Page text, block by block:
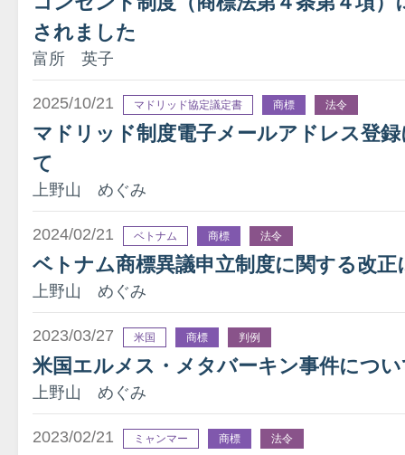
されました
富所 英子
2025/10/21 マドリッド協定議定書 商標 法令
マドリッド制度電子メールアドレス登
て
上野山 めぐみ
2024/02/21 ベトナム 商標 法令
ベトナム商標異議申立制度に関する改正
上野山 めぐみ
2023/03/27 米国 商標 判例
米国エルメス・メタバーキン事件につ
上野山 めぐみ
2023/02/21 ミャンマー 商標 法令